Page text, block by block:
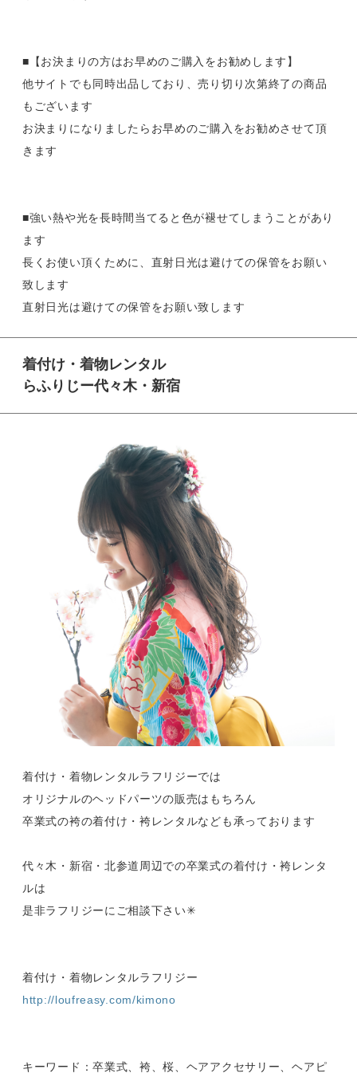
■【お決まりの方はお早めのご購入をお勧めします】
他サイトでも同時出品しており、売り切り次第終了の商品
もございます
お決まりになりましたらお早めのご購入をお勧めさせて頂
きます
■強い熱や光を長時間当てると色が褪せてしまうことがあり
ます
長くお使い頂くために、直射日光は避けての保管をお願い
致します
直射日光は避けての保管をお願い致します
着付け・着物レンタル
らふりじー代々木・新宿
着付け・着物レンタルラフリジーでは
オリジナルのヘッドパーツの販売はもちろん
卒業式の袴の着付け・袴レンタルなども承っております
代々木・新宿・北参道周辺での卒業式の着付け・袴レンタ
ルは
是非ラフリジーにご相談下さい✳︎
着付け・着物レンタルラフリジー
http://loufreasy.com/kimono
キーワード：卒業式、袴、桜、ヘアアクセサリー、ヘアピ